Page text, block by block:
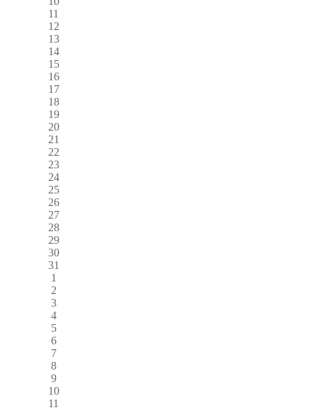
11
12
13
14
15
16
17
18
19
20
21
22
23
24
25
26
27
28
29
30
31
1
2
3
4
5
6
7
8
9
10
11